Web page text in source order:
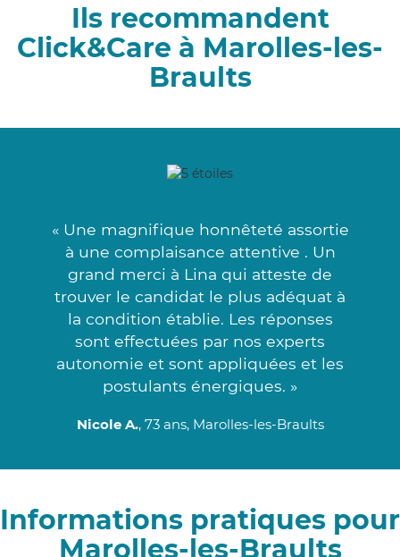
Ils recommandent
Click&Care à Marolles-les-
Braults
« Une magnifique honnêteté assortie
à une complaisance attentive . Un
grand merci à Lina qui atteste de
trouver le candidat le plus adéquat à
la condition établie. Les réponses
sont effectuées par nos experts
autonomie et sont appliquées et les
postulants énergiques. »
Nicole A., 73 ans, Marolles-les-Braults
Informations pratiques pour
Marolles-les-Braults